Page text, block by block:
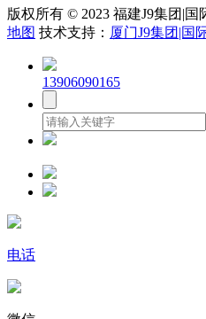
版权所有 © 2023 福建J9集团|
地图 技术支持： 厦门J9集团|国
13906090165
电话